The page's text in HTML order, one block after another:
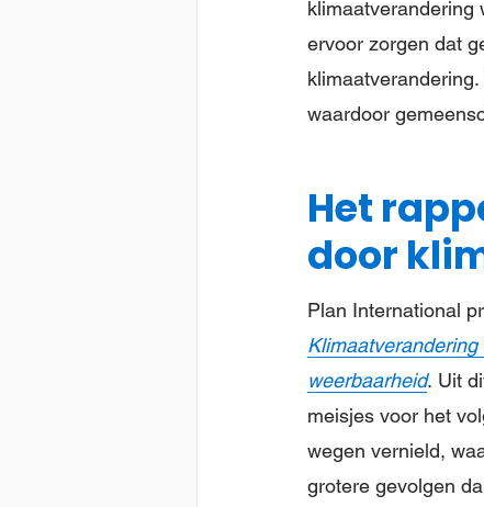
klimaatverandering
ervoor zorgen dat
waardoor
Het
door
Plan International
weerbaarheid. Uit
meisjes voor het
wegen vernield,
grotere gevolgen